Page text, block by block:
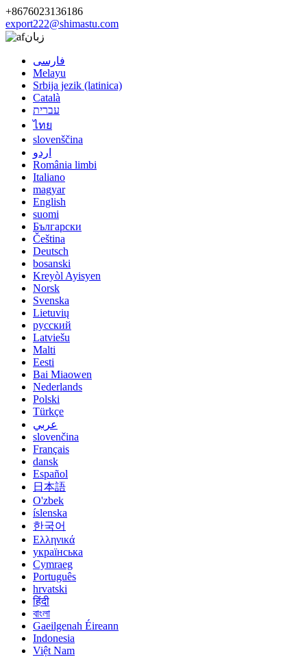
+8676023136186
export222@shimastu.com
زبان
فارسی
Melayu
Srbija jezik (latinica)
Català
עברית
ไทย
slovenščina
اردو
România limbi
Italiano
magyar
English
suomi
Български
Čeština
Deutsch
bosanski
Kreyòl Ayisyen
Norsk
Svenska
Lietuvių
русский
Latviešu
Malti
Eesti
Bai Miaowen
Nederlands
Polski
Türkçe
عربي
slovenčina
Français
dansk
Español
日本語
O'zbek
íslenska
한국어
Ελληνικά
українська
Cymraeg
Português
hrvatski
हिंदी
বাংলা
Gaeilgenah Éireann
Indonesia
Việt Nam